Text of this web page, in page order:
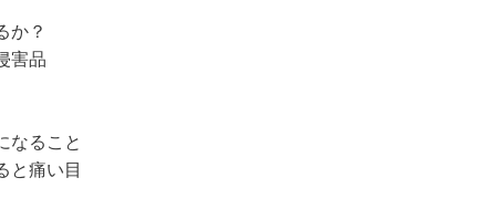
か？
害品
なること
と痛い目